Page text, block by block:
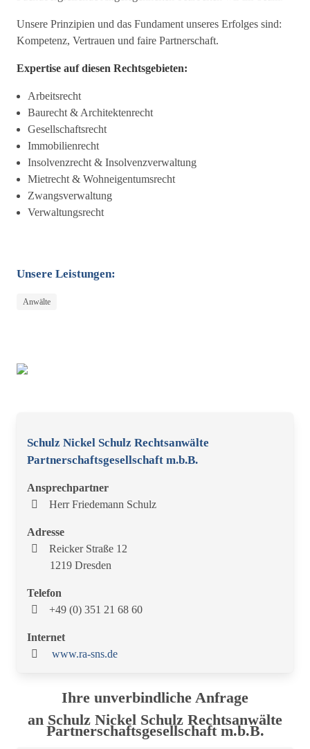
Unsere Prinzipien und das Fundament unseres Erfolges sind:
Kompetenz, Vertrauen und faire Partnerschaft.
Expertise auf diesen Rechtsgebieten:
Arbeitsrecht
Baurecht & Architektenrecht
Gesellschaftsrecht
Immobilienrecht
Insolvenzrecht & Insolvenzverwaltung
Mietrecht & Wohneigentumsrecht
Zwangsverwaltung
Verwaltungsrecht
Unsere Leistungen:
Anwälte
Schulz Nickel Schulz Rechtsanwälte
Partnerschaftsgesellschaft m.b.B.
Ansprechpartner
Herr Friedemann Schulz
Adresse
Reicker Straße 12
1219 Dresden
Telefon
+49 (0) 351 21 68 60
Internet
www.ra-sns.de
Ihre unverbindliche Anfrage
an Schulz Nickel Schulz Rechtsanwälte
Partnerschaftsgesellschaft m.b.B.